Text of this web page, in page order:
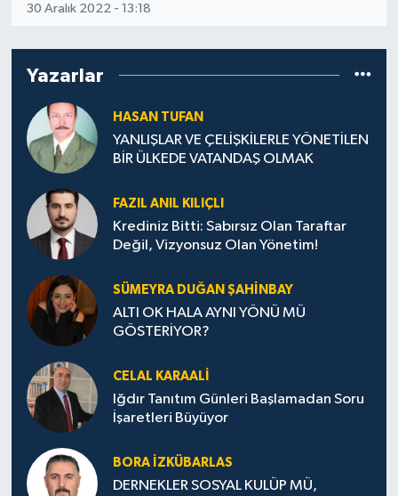
30 Aralık 2022 - 13:18
Yazarlar
HASAN TUFAN
YANLIŞLAR VE ÇELİŞKİLERLE YÖNETİLEN
BİR ÜLKEDE VATANDAŞ OLMAK
FAZIL ANIL KILIÇLI
Krediniz Bitti: Sabırsız Olan Taraftar
Değil, Vizyonsuz Olan Yönetim!
SÜMEYRA DUĞAN ŞAHINBAY
ALTI OK HALA AYNI YÖNÜ MÜ
GÖSTERİYOR?
CELAL KARAALİ
Iğdır Tanıtım Günleri Başlamadan Soru
İşaretleri Büyüyor
BORA İZKÜBARLAS
DERNEKLER SOSYAL KULÜP MÜ,